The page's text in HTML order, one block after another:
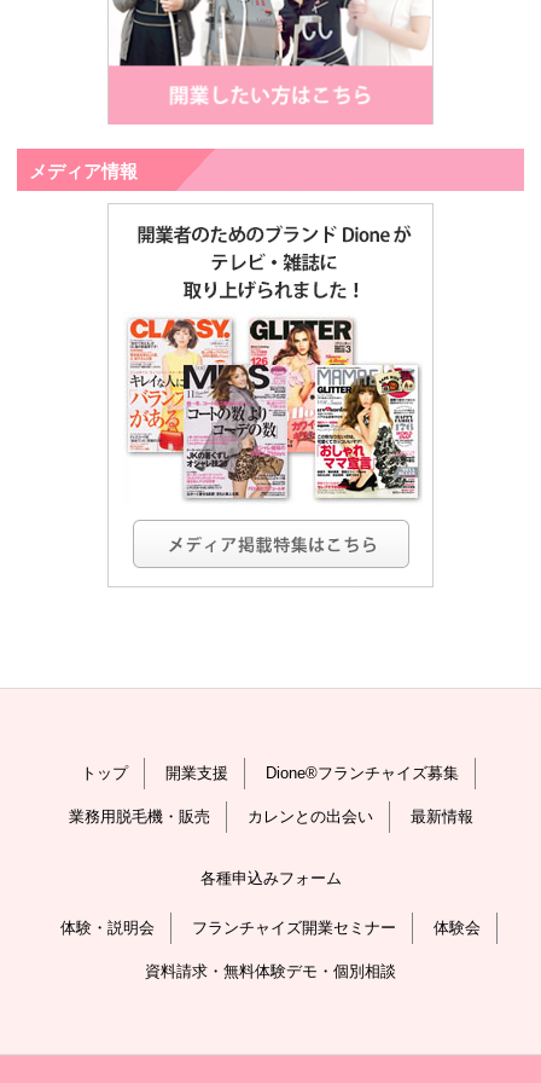
メディア情報
トップ 開業支援 Dione®フランチャイズ募集
業務用脱毛機・販売 カレンとの出会い 最新情報
各種申込みフォーム
体験・説明会 フランチャイズ開業セミナー 体験会
資料請求・無料体験デモ・個別相談